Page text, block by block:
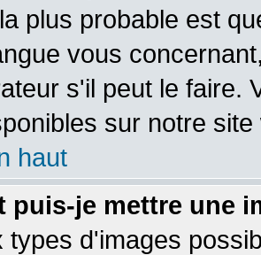
plus probable est
vous
s'il peut le faire.
sur notre site
haut
puis-je mettre une
types d'images